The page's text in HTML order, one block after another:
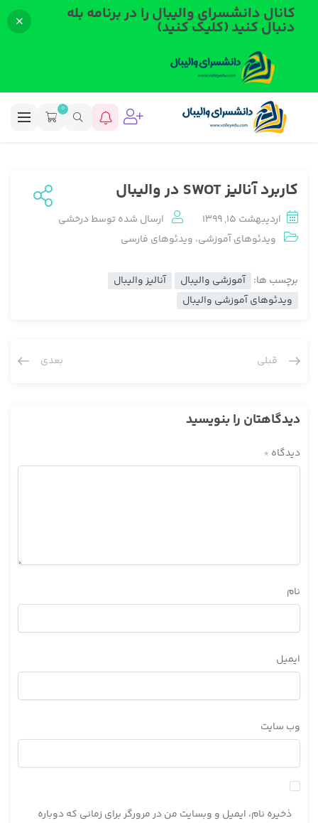
کانال دانشسرای والیبال را در برنامه بله
دنبال کنید (کلیک کنید)
0
کاربرد آنالیز SWOT در والیبال
اردیبهشت 15, 1399 ارسال شده توسط درخشی
ویدئوهای آموزشی، ویدئوهای فارسی
برچسب ها: آموزشی والیبال
آنالیز والیبال
ویدئوهای آموزشی والیبال
قبلی بعدی
دیدگاهتان را بنویسید
دیدگاه *
نام
ایمیل
وب‌ سایت
ذخیره نام، ایمیل و وبسایت من در مرورگر برای زمانی که دوباره